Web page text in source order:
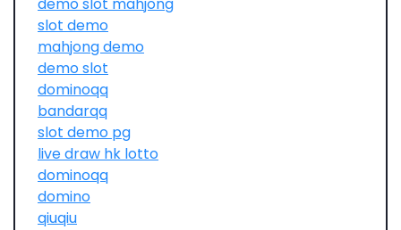
slot demo
mahjong demo
demo slot
dominoqq
bandarqq
slot demo pg
live draw hk lotto
dominoqq
domino
qiuqiu